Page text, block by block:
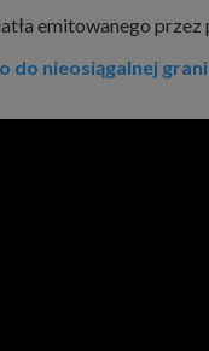
emitowanego
do nieosiągalnej